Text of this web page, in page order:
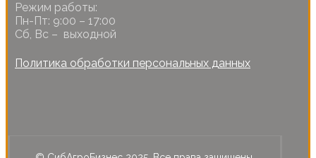
Режим работы:
Пн-Пт: 9:00 – 17:00
Сб, Вс – выходной
Политика обработки персональных данных